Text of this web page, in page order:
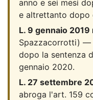
anno e sei mesi
e altrettanto dopo
L. 9 gennaio 2019
Spazzacorrotti) —
dopo la sentenza
gennaio 2020.
L. 27 settembre
abroga l'art. 159